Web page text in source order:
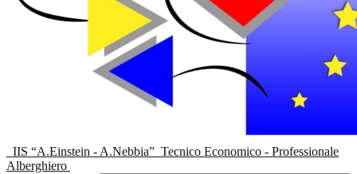
IIS “A.Einstein - A.Nebbia” Tecnico Economico - Professionale
Alberghiero